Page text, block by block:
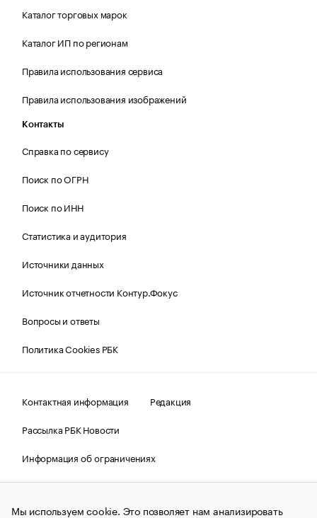
Каталог торговых марок
Каталог ИП по регионам
Правила использования сервиса
Правила использования изображений
Контакты
Справка по сервису
Поиск по ОГРН
Поиск по ИНН
Статистика и аудитория
Источники данных
Источник отчетности Контур.Фокус
Вопросы и ответы
Политика Cookies РБК
Контактная информация
Редакция
Рассылка РБК Новости
Информация об ограничениях
Правовая информация
О соблюдении авторских прав
© АО «РОСБИЗНЕСКОНСАЛТИНГ»,1995–2026.Сообщения
Мы используем cookie. Это позволяет нам анализировать